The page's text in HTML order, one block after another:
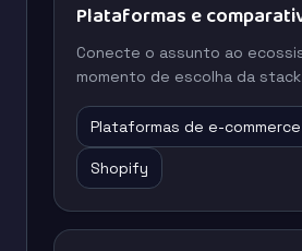
Plataformas e
Conecte o assunto ao
momento de escolha da
Plataformas de e-commerce
Shopify